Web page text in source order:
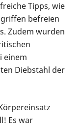
Tipps, wie
befreien
Zudem wurden
einem
Diebstahl der
Es war